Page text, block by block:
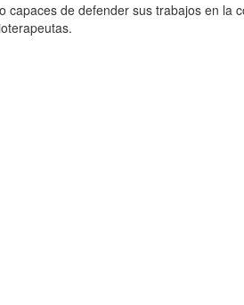
de defender sus trabajos en la